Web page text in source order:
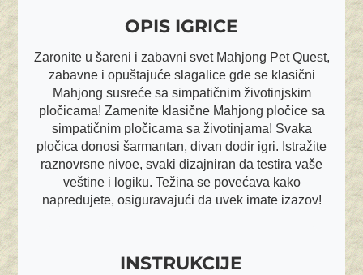
OPIS IGRICE
Zaronite u šareni i zabavni svet Mahjong Pet Quest,
zabavne i opuštajuće slagalice gde se klasični
Mahjong susreće sa simpatičnim životinjskim
pločicama! Zamenite klasične Mahjong pločice sa
simpatičnim pločicama sa životinjama! Svaka
pločica donosi šarmantan, divan dodir igri. Istražite
raznovrsne nivoe, svaki dizajniran da testira vaše
veštine i logiku. Težina se povećava kako
napredujete, osiguravajući da uvek imate izazov!
INSTRUKCIJE